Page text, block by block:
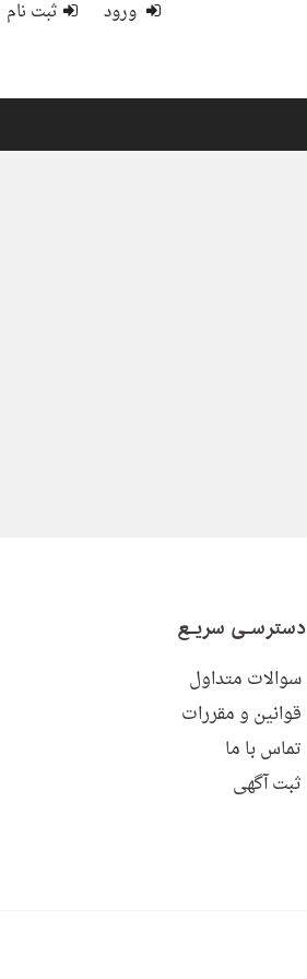
ورود ثبت نام
دسترسـی سریـع
سوالات متداول
قوانین و مقررات
تماس با ما
ثبت آگهی